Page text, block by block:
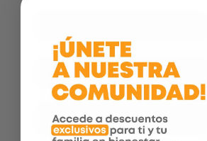
Instagram
Página web